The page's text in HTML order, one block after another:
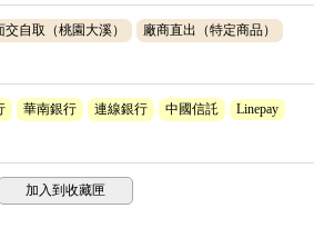
交自取（桃園大溪）
廠商直出（特定商品）
華南銀行 連線銀行 中國信託
Linepay
加入到收藏匣